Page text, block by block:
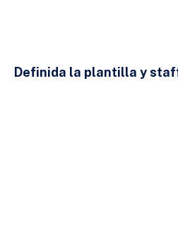
Definida la plantilla y